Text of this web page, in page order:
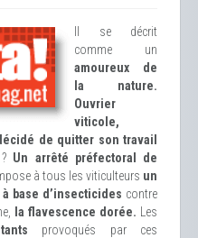
Il se décrit
comme un
amoureux de
la nature.
Ouvrier
viticole,
de quitter son travail
Un arrêté préfectoral de
à tous les viticulteurs un
base d’insecticides contre
la flavescence dorée. Les
provoqués par ces